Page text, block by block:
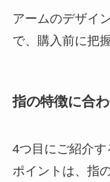
アームのデザイ
で、購入前に把
指の特徴に合
4つ目にご紹介
ポイントは、指